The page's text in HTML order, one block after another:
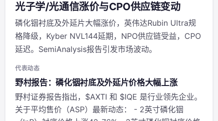
光子学/光通信涨价与CPO供应链变动
磷化铟衬底及外延片大幅涨价，英伟达Rubin Ultra规
格降级，Kyber NVL144延期，NPO供应链受益，CPO
延迟。SemiAnalysis报告引发市场波动。
代表动态
野村报告：磷化铟衬底及外延片价格大幅上涨
野村证券报告指出，$AXTI 和 $IQE 是行业领先企业。
关于平均售价（ASP）最新动态： - 2英寸磷化铟